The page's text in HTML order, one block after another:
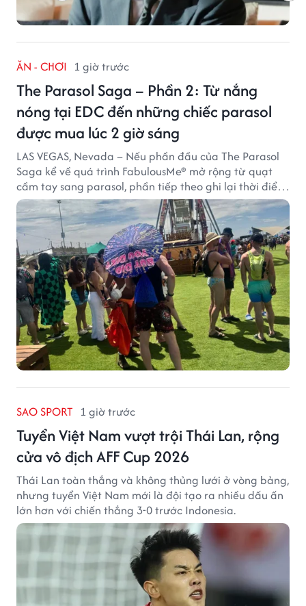
ĂN - CHƠI 1 giờ trước
The Parasol Saga – Phần 2: Từ nắng
nóng tại EDC đến những chiếc parasol
được mua lúc 2 giờ sáng
LAS VEGAS, Nevada – Nếu phần đầu của The Parasol
Saga kể về quá trình FabulousMe® mở rộng từ quạt
cầm tay sang parasol, phần tiếp theo ghi lại thời điểm
sản phẩm được thị trường đón nhận và dần vượt khỏi
công năng che nắng thông thường.
SAO SPORT 1 giờ trước
Tuyển Việt Nam vượt trội Thái Lan, rộng
cửa vô địch AFF Cup 2026
Thái Lan toàn thắng và không thủng lưới ở vòng bảng,
nhưng tuyển Việt Nam mới là đội tạo ra nhiều dấu ấn
lớn hơn với chiến thắng 3-0 trước Indonesia.